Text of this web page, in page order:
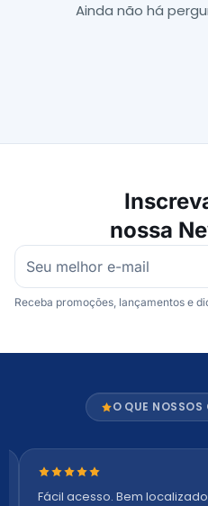
Ainda não há
nossa
Receba promoções, lançamentos e
O QUE NOSSOS
Nota 5 de 5 estrelas
Fácil acesso. Bem